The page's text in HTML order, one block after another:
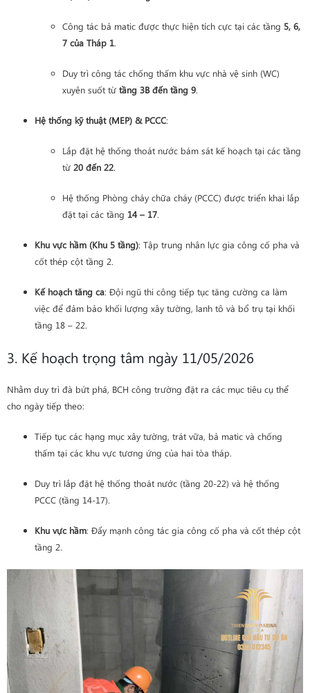
Công tác bả matic được thực hiện tích cực tại các tầng 5, 6,
7 của Tháp 1.
Duy trì công tác chống thấm khu vực nhà vệ sinh (WC)
xuyên suốt từ tầng 3B đến tầng 9.
Hệ thống kỹ thuật (MEP) & PCCC:
Lắp đặt hệ thống thoát nước bám sát kế hoạch tại các tầng
từ 20 đến 22.
Hệ thống Phòng cháy chữa cháy (PCCC) được triển khai lắp
đặt tại các tầng 14 – 17.
Khu vực hầm (Khu 5 tầng): Tập trung nhân lực gia công cố pha và
cốt thép cột tầng 2.
Kế hoạch tăng ca: Đội ngũ thi công tiếp tục tăng cường ca làm
việc để đảm bảo khối lượng xây tường, lanh tô và bổ trụ tại khối
tầng 18 – 22.
3. Kế hoạch trọng tâm ngày 11/05/2026
Nhằm duy trì đà bứt phá, BCH công trường đặt ra các mục tiêu cụ thể
cho ngày tiếp theo:
Tiếp tục các hạng mục xây tường, trát vữa, bả matic và chống
thấm tại các khu vực tương ứng của hai tòa tháp.
Duy trì lắp đặt hệ thống thoát nước (tầng 20-22) và hệ thống
PCCC (tầng 14-17).
Khu vực hầm: Đẩy mạnh công tác gia công cố pha và cốt thép cột
tầng 2.